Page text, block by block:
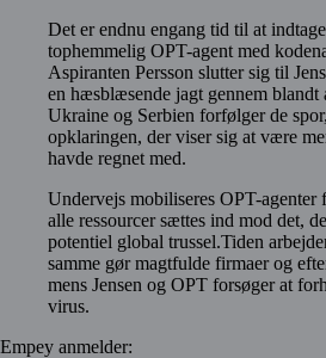
Det er endnu engang tid til at
tophemmelig OPT-agent med
Aspiranten Persson slutter sig til
en hæsblæsende jagt gennem blandt
Ukraine og Serbien forfølger de
opklaringen, der viser sig at være
havde regnet med.
Undervejs mobiliseres OPT-agenter
alle ressourcer sættes ind mod det,
potentiel global trussel.Tiden
samme gør magtfulde firmaer og
mens Jensen og OPT forsøger at
virus.
Empey anmelder: